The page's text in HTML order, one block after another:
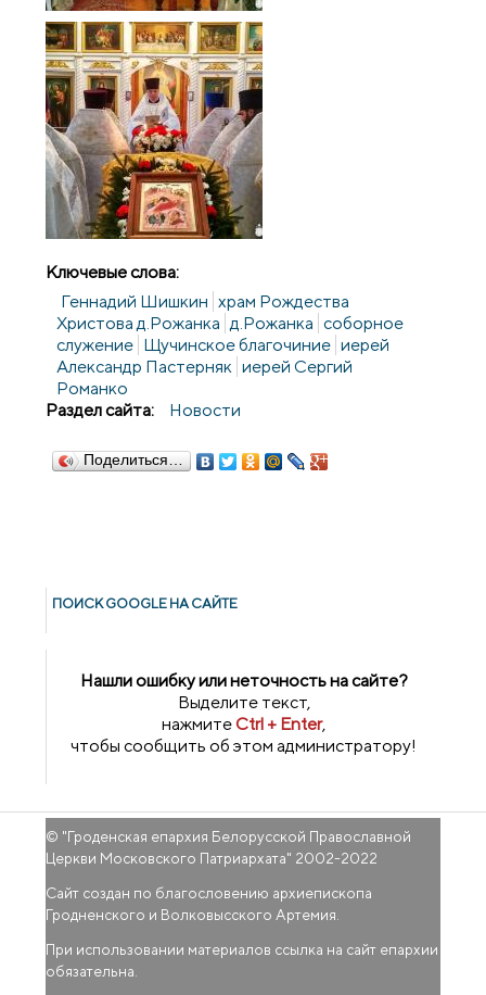
Ключевые слова:
Геннадий Шишкин храм Рождества
Христова д.Рожанка д.Рожанка соборное
служение Щучинское благочиние иерей
Александр Пастерняк иерей Сергий
Романко
Раздел сайта:
Новости
Поделиться…
ПОИСК GOОGLE НА САЙТЕ
Нашли ошибку или неточность на сайте?
Выделите текст,
нажмитеCtrl + Enter,
чтобы сообщить об этом администратору!
© "Гроденская епархия Белорусской Православной
Церкви Московского Патриархата" 2002-2022
Сайт создан по благословению архиепископа
Гродненского и Волковысского Артемия.
При использовании материалов ссылка на сайт епархии
обязательна.